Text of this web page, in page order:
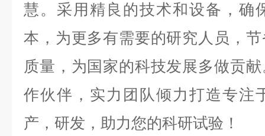
慧。采用精良的技术和设备，确
本，为更多有需要的研究人员，
质量，为国家的科技发展多做贡
作伙伴，实力团队倾力打造专注
产，研发，助力您的科研试验！